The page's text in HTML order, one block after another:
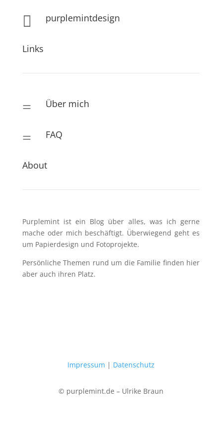
 purplemintdesign
Links
= Über mich
= FAQ
About
Purplemint ist ein Blog über alles, was ich gerne
mache oder mich beschäftigt. Überwiegend geht es
um Papierdesign und Fotoprojekte.
Persönliche Themen rund um die Familie finden hier
aber auch ihren Platz.
Impressum | Datenschutz
© purplemint.de – Ulrike Braun